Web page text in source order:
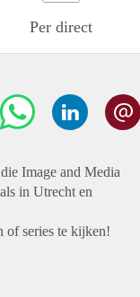
Per direct
Image and Media
in Utrecht en
of series te kijken!